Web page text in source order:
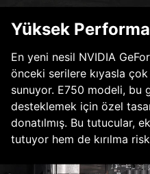
Yüksek
En yeni nesil NVIDIA
önceki serilere kıyasla
sunuyor. E750 modeli, bu
desteklemek için özel
donatılmış. Bu tutucular,
tutuyor hem de kırılma